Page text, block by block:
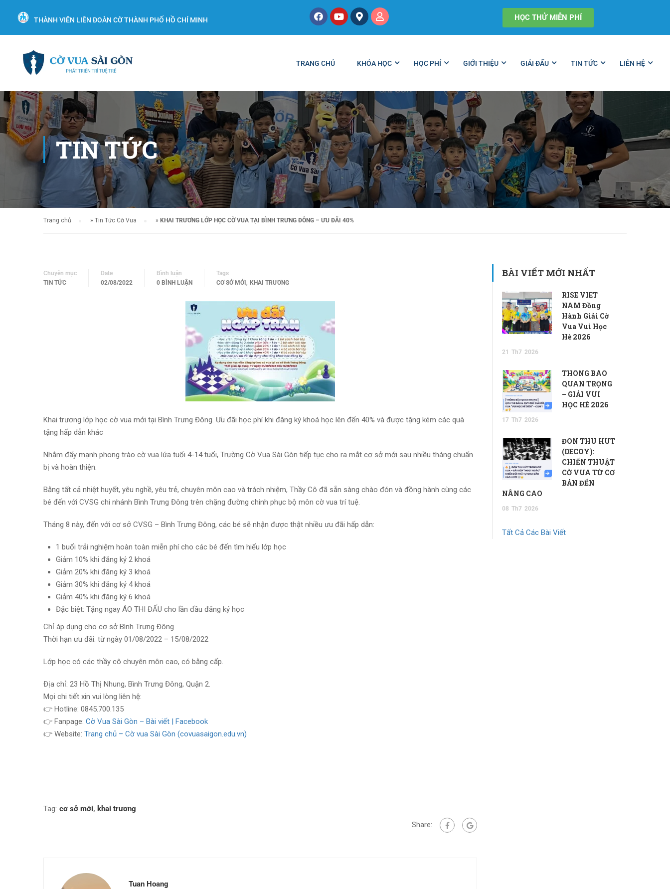
THÀNH VIÊN LIÊN ĐOÀN CỜ THÀNH PHỐ HỒ CHÍ MINH HỌC THỬ MIỄN PHÍ
TRANG CHỦ KHÓA HỌC HỌC PHÍ GIỚI THIỆU GIẢI ĐẤU TIN TỨC LIÊN HỆ
TIN TỨC
Trang chủ » Tin Tức Cờ Vua » KHAI TRƯƠNG LỚP HỌC CỜ VUA TẠI BÌNH TRƯNG ĐÔNG – ƯU ĐÃI 40%
Chuyên mục
TIN TỨC
Date
02/08/2022
Bình luận
0 BÌNH LUẬN
Tags
CƠ SỞ MỚI , KHAI TRƯƠNG
Khai trương lớp học cờ vua mới tại Bình Trưng Đông. Ưu đãi học phí khi đăng ký khoá học lên đến 40% và được tặng kém các quà
tặng hấp dẫn khác
Nhằm đẩy mạnh phong trào cờ vua lứa tuổi 4-14 tuổi, Trường Cờ Vua Sài Gòn tiếp tục cho ra mắt cơ sở mới sau nhiều tháng chuẩn
bị và hoàn thiện.
Bằng tất cả nhiệt huyết, yêu nghề, yêu trẻ, chuyên môn cao và trách nhiệm, Thầy Cô đã sẵn sàng chào đón và đồng hành cùng các
bé đến với CVSG chi nhánh Bình Trưng Đông trên chặng đường chinh phục bộ môn cờ vua trí tuệ.
Tháng 8 này, đến với cơ sở CVSG – Bình Trưng Đông, các bé sẽ nhận được thật nhiều ưu đãi hấp dẫn:
1 buổi trải nghiệm hoàn toàn miễn phí cho các bé đến tìm hiểu lớp học
Giảm 10% khi đăng ký 2 khoá
Giảm 20% khi đăng ký 3 khoá
Giảm 30% khi đăng ký 4 khoá
Giảm 40% khi đăng ký 6 khoá
Đặc biệt: Tặng ngay ÁO THI ĐẤU cho lần đầu đăng ký học
Chỉ áp dụng cho cơ sở Bình Trưng Đông
Thời hạn ưu đãi: từ ngày 01/08/2022 – 15/08/2022
Lớp học có các thầy cô chuyên môn cao, có bằng cấp.
Địa chỉ: 23 Hồ Thị Nhung, Bình Trưng Đông, Quận 2.
Mọi chi tiết xin vui lòng liên hệ:
👉 Hotline: 0845.700.135
👉 Fanpage: Cờ Vua Sài Gòn – Bài viết | Facebook
👉 Website: Trang chủ – Cờ vua Sài Gòn (covuasaigon.edu.vn)
Tag: cơ sở mới, khai trương
Share:
Tuan Hoang
BÀI VIẾT MỚI NHẤT
RISE VIET
NAM Đồng
Hành Giải Cờ
Vua Vui Học
Hè 2026
21 Th7 2026
THÔNG BÁO
QUAN TRỌNG
– GIẢI VUI
HỌC HÈ 2026
17 Th7 2026
ĐÒN THU HÚT
(DECOY):
CHIẾN THUẬT
CỜ VUA TỪ CƠ
BẢN ĐẾN
NÂNG CAO
08 Th7 2026
Tất Cả Các Bài Viết